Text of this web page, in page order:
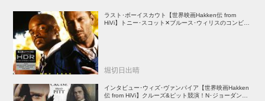
ラスト･ボーイスカウト【世界映画Hakken伝 from
HiVi】トニー･スコット✕ブルース･ウィリスのコンビが
堀切日出晴
インタビュー･ウィズ･ヴァンパイア【世界映画Hakken
伝 from HiVi】クルーズ&ピット競演！N･ジョーダン監